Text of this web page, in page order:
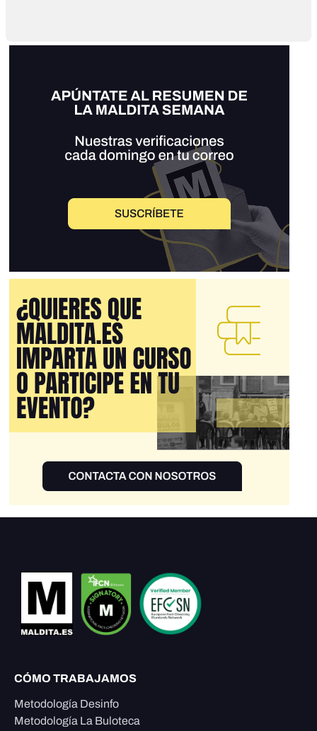
CÓMO TRABAJAMOS
Metodología Desinfo
Metodología La Buloteca